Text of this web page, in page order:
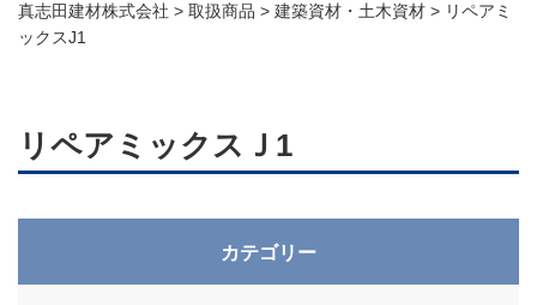
真志田建材株式会社 > 取扱商品 > 建築資材・土木資材 > リペアミ
ックスJ1
リペアミックスＪ1
カテゴリー